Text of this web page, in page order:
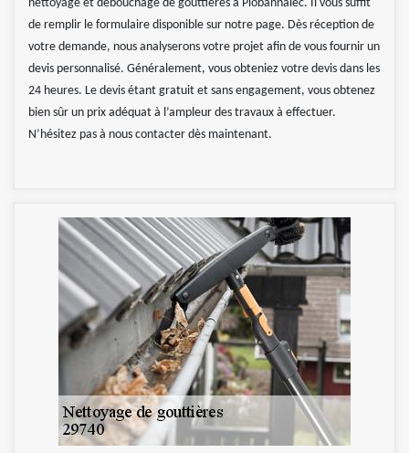
nettoyage et débouchage de gouttières à Plobannalec. Il vous suffit
de remplir le formulaire disponible sur notre page. Dès réception de
votre demande, nous analyserons votre projet afin de vous fournir un
devis personnalisé. Généralement, vous obteniez votre devis dans les
24 heures. Le devis étant gratuit et sans engagement, vous obtenez
bien sûr un prix adéquat à l’ampleur des travaux à effectuer.
N’hésitez pas à nous contacter dès maintenant.